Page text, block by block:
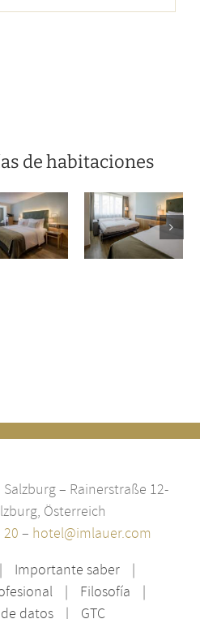
de habitaciones
familiar
Deluxe
Doble
Deluxe
Salzburg – Rainerstraße 12-
Österreich
20 – hotel@imlauer.com
Importante saber
Filosofía
datos
GTC